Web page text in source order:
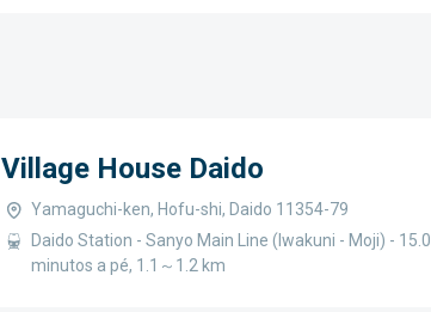
Village House Daido
Yamaguchi-ken, Hofu-shi, Daido 11354-79
Daido Station - Sanyo Main Line (Iwakuni - Moji) - 15.0
minutos a pé, 1.1～1.2 km